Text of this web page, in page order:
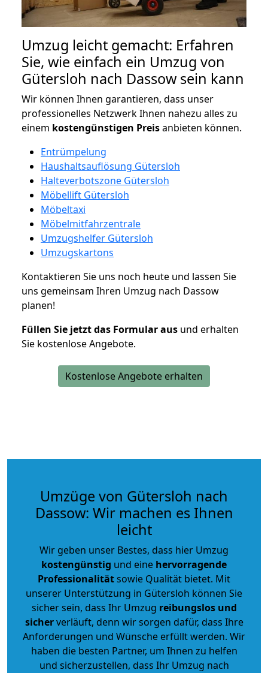
Umzug leicht gemacht: Erfahren
Sie, wie einfach ein Umzug von
Gütersloh nach Dassow sein kann
Wir können Ihnen garantieren, dass unser
professionelles Netzwerk Ihnen nahezu alles zu
einem kostengünstigen Preisanbieten können.
Entrümpelung
Haushaltsauflösung Gütersloh
Halteverbotszone Gütersloh
Möbellift Gütersloh
Möbeltaxi
Möbelmitfahrzentrale
Umzugshelfer Gütersloh
Umzugskartons
Kontaktieren Sie uns noch heute und lassen Sie
uns gemeinsam Ihren Umzug nach Dassow
planen!
Füllen Sie jetzt das Formular aus und erhalten
Sie kostenlose Angebote.
Kostenlose Angebote erhalten
Umzüge von Gütersloh nach
Dassow: Wir machen es Ihnen
leicht
Wir geben unser Bestes, dass hier Umzug
kostengünstig und eine hervorragende
Professionalitätsowie Qualität bietet. Mit
unserer Unterstützung in Gütersloh können Sie
sicher sein, dass Ihr Umzug reibungslos und
sicherverläuft, denn wir sorgen dafür, dass Ihre
Anforderungen und Wünsche erfüllt werden. Wir
haben die besten Partner, um Ihnen zu helfen
und sicherzustellen, dass Ihr Umzug nach